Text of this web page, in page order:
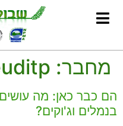
מחבר:
הם כבר כאן: מה
בנמלים וג'וקים?